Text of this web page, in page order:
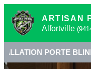
ARTISAN
Alfortville
PORTE BLINDÉE